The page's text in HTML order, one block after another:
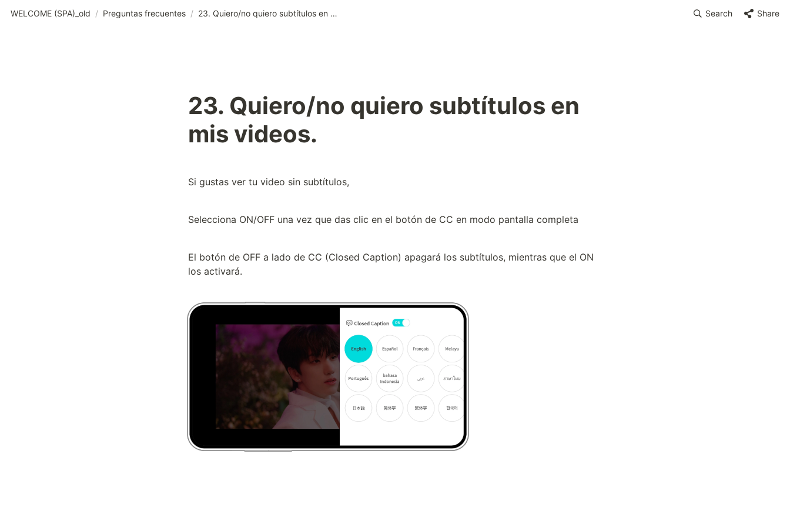
WELCOME (SPA)_old / Preguntas frecuentes / 23. Quiero/no quiero subtítulos en mis videos. Search Share
23. Quiero/no quiero subtítulos en
mis videos.
Si gustas ver tu video sin subtítulos,
Selecciona ON/OFF una vez que das clic en el botón de CC en modo pantalla completa
El botón de OFF a lado de CC (Closed Caption) apagará los subtítulos, mientras que el ON
los activará.